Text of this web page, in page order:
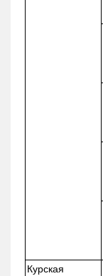
Курская